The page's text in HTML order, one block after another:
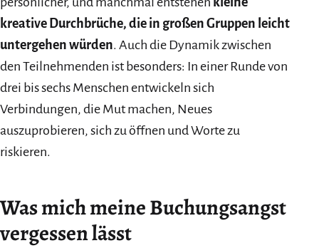
kreative Durchbrüche, die in großen Gruppen leicht
untergehen würden. Auch die Dynamik zwischen
den Teilnehmenden ist besonders: In einer Runde von
drei bis sechs Menschen entwickeln sich
Verbindungen, die Mut machen, Neues
auszuprobieren, sich zu öffnen und Worte zu
riskieren.
Was mich meine Buchungsangst
vergessen lässt